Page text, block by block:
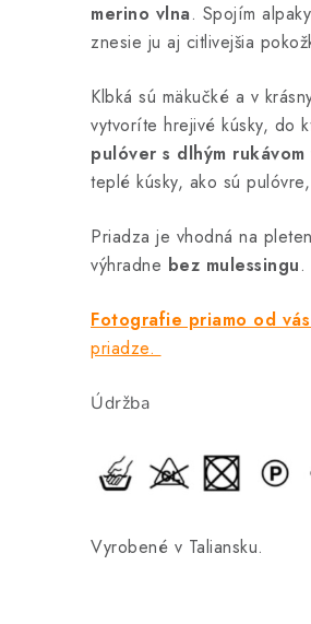
merino vlna. Spojím
znesie ju aj citlivejšia
Klbká sú mäkučké a v
vytvoríte hrejivé kúsky, do
pulóver s dlhým
teplé kúsky, ako sú
Priadza je vhodná na
výhradne bez mulessingu.
Fotografie priamo od vás
priadze.
Údržba
Vyrobené v Taliansku.